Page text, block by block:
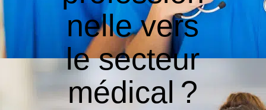
nelle vers
le secteur
médical ?